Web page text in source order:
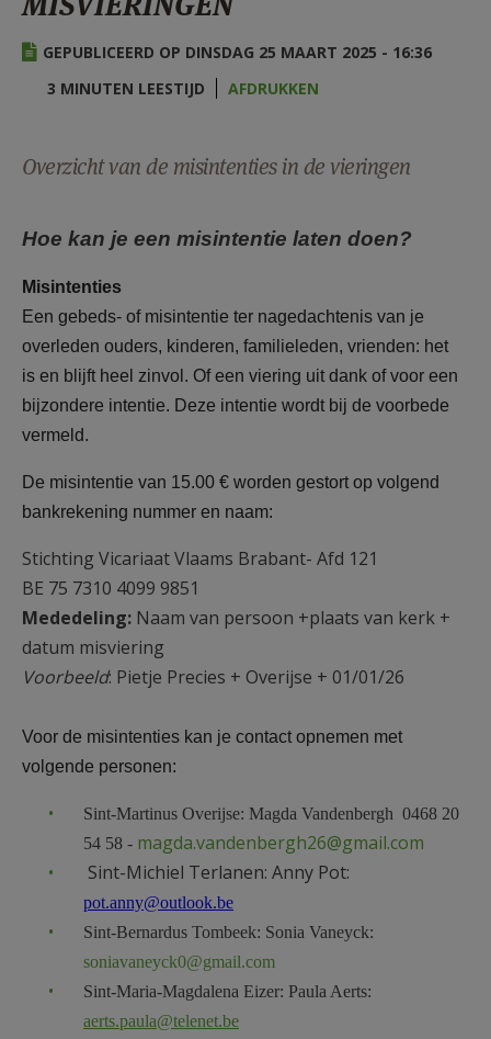
AANMELDEN OF REGISTREREN
GEPUBLICEERD OP DINSDAG 25 MAART 2025 - 16:36
3 MINUTEN LEESTIJD
AFDRUKKEN
Overzicht van de misintenties in de vieringen
Hoe kan je een misintentie laten doen?
Misintenties
Een gebeds- of misintentie ter nagedachtenis van je
overleden ouders, kinderen, familieleden, vrienden: het
is en blijft heel zinvol. Of een viering uit dank of voor een
bijzondere intentie. Deze intentie wordt bij de voorbede
vermeld.
De misintentie van 15.00 € worden gestort op volgend
bankrekening nummer en naam:
Stichting Vicariaat Vlaams Brabant- Afd 121
BE 75 7310 4099 9851
Mededeling: Naam van persoon +plaats van kerk +
datum misviering
Voorbeeld: Pietje Precies + Overijse + 01/01/26
Voor de misintenties kan je contact opnemen met
volgende personen:
Sint-Martinus Overijse: Magda Vandenbergh 0468 20
54 58 - magda.vandenbergh26@gmail.com
Sint-Michiel Terlanen: Anny Pot:
pot.anny@outlook.be
Sint-Bernardus Tombeek: Sonia Vaneyck:
soniavaneyck0@gmail.com
Sint-Maria-Magdalena Eizer: Paula Aerts:
aerts.paula@telenet.be